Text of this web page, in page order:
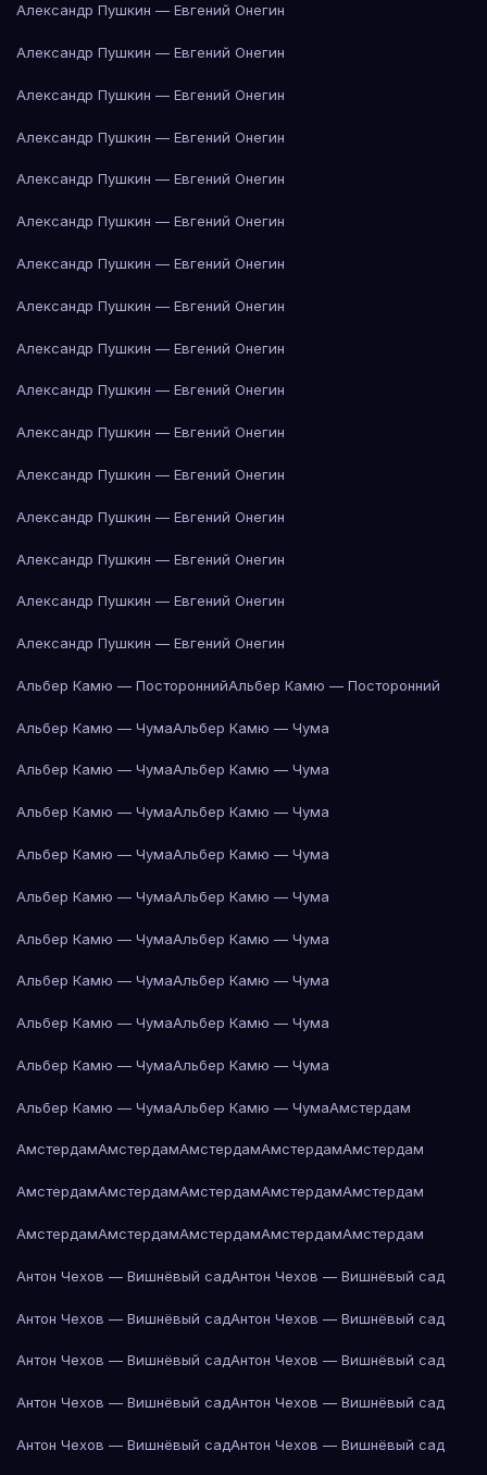
Александр Пушкин — Евгений Онегин
Александр Пушкин — Евгений Онегин
Александр Пушкин — Евгений Онегин
Александр Пушкин — Евгений Онегин
Александр Пушкин — Евгений Онегин
Александр Пушкин — Евгений Онегин
Александр Пушкин — Евгений Онегин
Александр Пушкин — Евгений Онегин
Александр Пушкин — Евгений Онегин
Александр Пушкин — Евгений Онегин
Александр Пушкин — Евгений Онегин
Александр Пушкин — Евгений Онегин
Александр Пушкин — Евгений Онегин
Александр Пушкин — Евгений Онегин
Александр Пушкин — Евгений Онегин
Александр Пушкин — Евгений Онегин
Альбер Камю — ПостороннийАльбер Камю — Посторонний
Альбер Камю — ЧумаАльбер Камю — Чума
Альбер Камю — ЧумаАльбер Камю — Чума
Альбер Камю — ЧумаАльбер Камю — Чума
Альбер Камю — ЧумаАльбер Камю — Чума
Альбер Камю — ЧумаАльбер Камю — Чума
Альбер Камю — ЧумаАльбер Камю — Чума
Альбер Камю — ЧумаАльбер Камю — Чума
Альбер Камю — ЧумаАльбер Камю — Чума
Альбер Камю — ЧумаАльбер Камю — Чума
Альбер Камю — ЧумаАльбер Камю — ЧумаАмстердам
АмстердамАмстердамАмстердамАмстердамАмстердам
АмстердамАмстердамАмстердамАмстердамАмстердам
АмстердамАмстердамАмстердамАмстердамАмстердам
Антон Чехов — Вишнёвый садАнтон Чехов — Вишнёвый сад
Антон Чехов — Вишнёвый садАнтон Чехов — Вишнёвый сад
Антон Чехов — Вишнёвый садАнтон Чехов — Вишнёвый сад
Антон Чехов — Вишнёвый садАнтон Чехов — Вишнёвый сад
Антон Чехов — Вишнёвый садАнтон Чехов — Вишнёвый сад